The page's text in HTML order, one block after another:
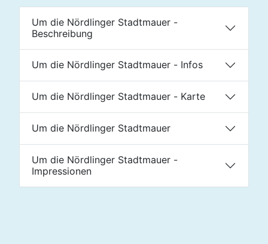
Um die Nördlinger Stadtmauer -
Beschreibung
Um die Nördlinger Stadtmauer - Infos
Um die Nördlinger Stadtmauer - Karte
Um die Nördlinger Stadtmauer
Um die Nördlinger Stadtmauer -
Impressionen